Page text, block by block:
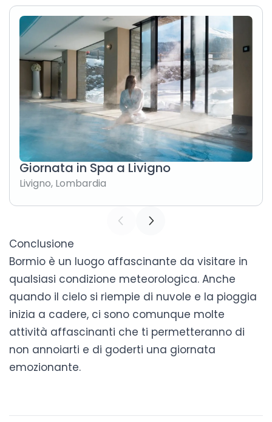
Giornata in Spa a Livigno
Livigno, Lombardia
Conclusione
Bormio è un luogo affascinante da visitare in
qualsiasi condizione meteorologica. Anche
quando il cielo si riempie di nuvole e la pioggia
inizia a cadere, ci sono comunque molte
attività affascinanti che ti permetteranno di
non annoiarti e di goderti una giornata
emozionante.